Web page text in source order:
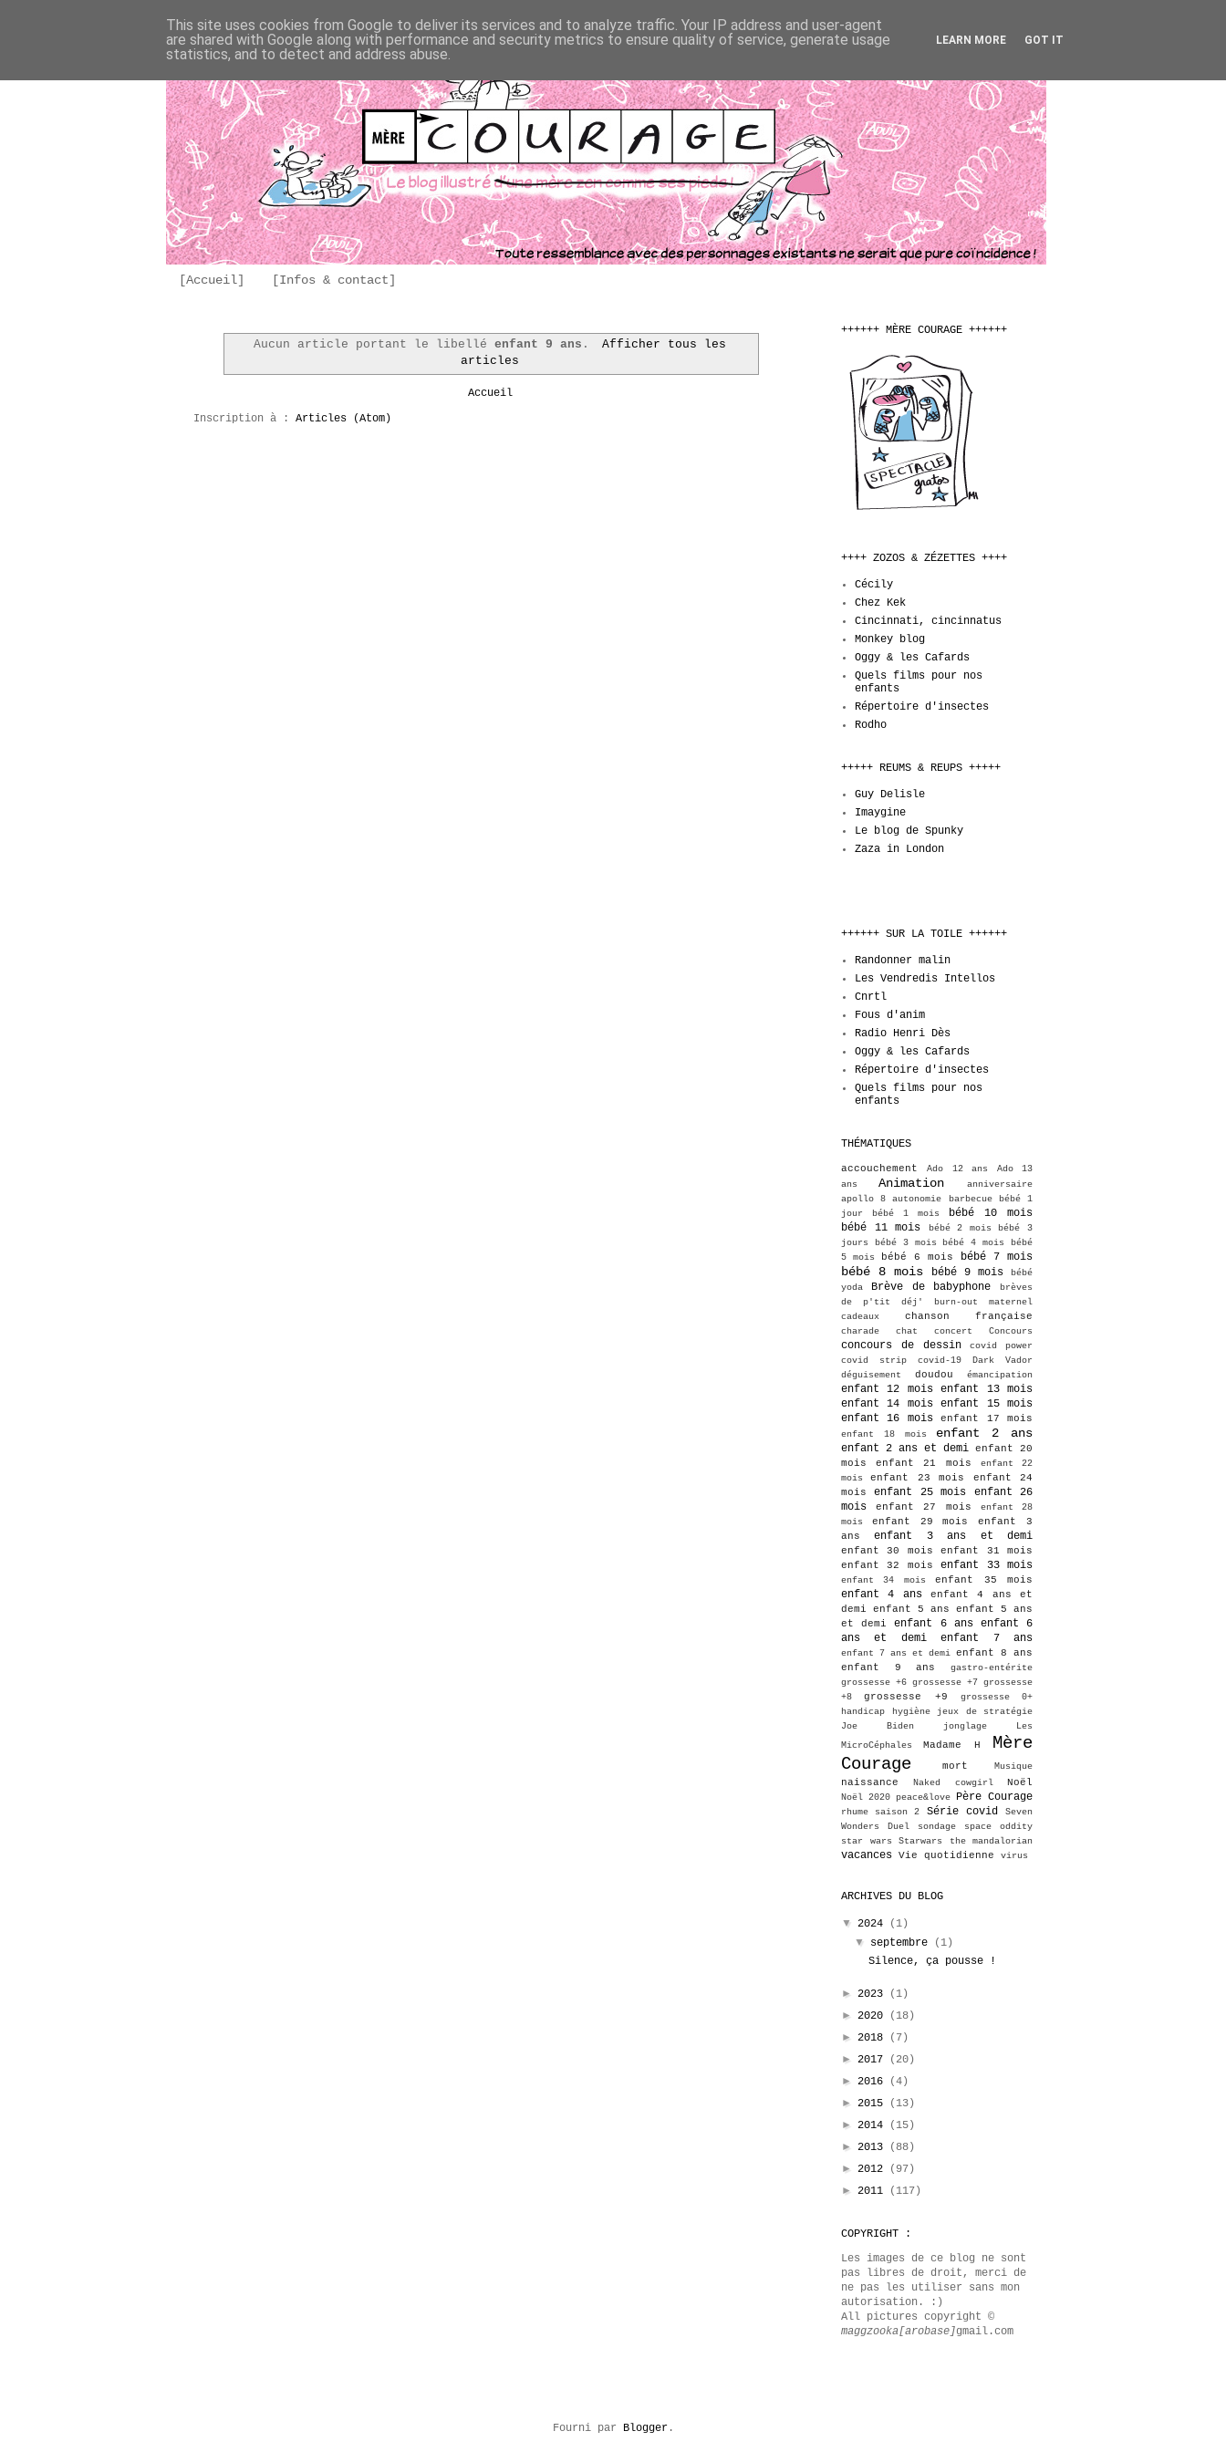
[Accueil] [Infos & contact]
Aucun article portant le libelléenfant 9 ans .
Afficher tous les
articles
Accueil
Inscription à : Articles (Atom)
++++++ MÈRE COURAGE ++++++
++++ ZOZOS & ZÉZETTES ++++
Cécily
Chez Kek
Cincinnati, cincinnatus
Monkey blog
Oggy & les Cafards
Quels films pour nos
enfants
Répertoire d'insectes
Rodho
+++++ REUMS & REUPS +++++
Guy Delisle
Imaygine
Le blog de Spunky
Zaza in London
++++++ SUR LA TOILE ++++++
Randonner malin
Les Vendredis Intellos
Cnrtl
Fous d'anim
Radio Henri Dès
Oggy & les Cafards
Répertoire d'insectes
Quels films pour nos
enfants
THÉMATIQUES
accouchement Ado 12 ans
Ado 13
ans
Animation
anniversaire
apollo 8
autonomie barbecue
bébé 1
jour
bébé 1 mois
bébé 10 mois
bébé 11 mois
bébé 2 mois
bébé 3
jours
bébé 3 mois bébé 4 mois
bébé
5 mois
bébé 6 mois bébé 7 mois
bébé 8 mois bébé 9 mois
bébé
yoda
Brève de babyphone
brèves
de p'tit déj'
burn-out maternel
cadeaux
chanson française
charade chat concert Concours
concours de dessin
covid power
covid strip
covid-19
Dark Vador
déguisement
doudou émancipation
enfant 12 mois
enfant 13 mois
enfant 14 mois
enfant 15 mois
enfant 16 mois
enfant 17 mois
enfant 18 mois enfant 2 ans
enfant 2 ans et demi enfant 20
mois
enfant 21 mois
enfant 22
mois
enfant 23 mois
enfant 24
mois
enfant 25 mois
enfant 26
mois
enfant 27 mois
enfant 28
mois
enfant 29 mois
enfant 3
ans
enfant 3 ans et demi
enfant 30 mois
enfant 31 mois
enfant 32 mois
enfant 33 mois
enfant 34 mois enfant 35 mois
enfant 4 ans
enfant 4 ans et
demi
enfant 5 ans
enfant 5 ans
et demi
enfant 6 ans enfant 6
ans et demi
enfant 7 ans
enfant 7 ans et demi enfant 8 ans
enfant 9 ans
gastro-entérite
grossesse +6 grossesse +7 grossesse
+8
grossesse +9
grossesse 0+
handicap
hygiène
jeux de stratégie
Joe Biden
jonglage
Les
MicroCéphales
Madame H
Mère
Courage
mort Musique
naissance Naked cowgirl Noël
Noël 2020 peace&love Père Courage
rhume saison 2 Série covid
Seven
Wonders Duel
sondage
space oddity
star wars
Starwars the mandalorian
vacances Vie quotidienne virus
ARCHIVES DU BLOG
▼ 2024
(1)
▼ septembre
(1)
Silence, ça pousse !
► 2023
(1)
► 2020
(18)
► 2018
(7)
► 2017
(20)
► 2016
(4)
► 2015
(13)
► 2014
(15)
► 2013
(88)
► 2012
(97)
► 2011 (117)
COPYRIGHT :
Les images de ce blog ne sont
pas libres de droit, merci de
ne pas les utiliser sans mon
autorisation. :)
All pictures copyright ©
maggzooka[arobase]gmail.com
Fourni par Blogger.
This site uses cookies from Google to deliver its services and to analyze traffic. Your IP address and user-agent
are shared with Google along with performance and security metrics to ensure quality of service, generate usage
statistics, and to detect and address abuse.
LEARN MORE GOT IT